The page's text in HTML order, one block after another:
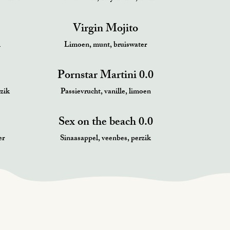
Virgin Mojito
Limoen, munt, bruiswater
Pornstar Martini 0.0
Passievrucht, vanille, limoen
Sex on the beach 0.0
Sinaasappel, veenbes, perzik